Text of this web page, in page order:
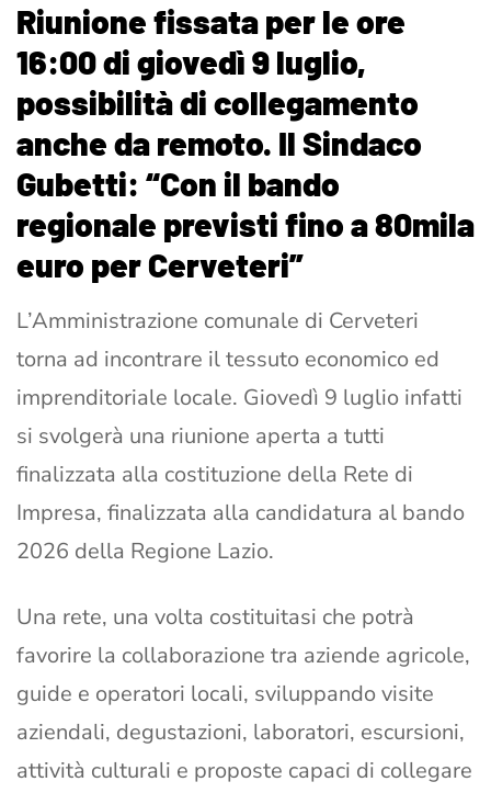
Riunione fissata per le ore
16:00 di giovedì 9 luglio,
possibilità di collegamento
anche da remoto. Il Sindaco
Gubetti: “Con il bando
regionale previsti fino a 80mila
euro per Cerveteri”
L’Amministrazione comunale di Cerveteri
torna ad incontrare il tessuto economico ed
imprenditoriale locale. Giovedì 9 luglio infatti
si svolgerà una riunione aperta a tutti
finalizzata alla costituzione della Rete di
Impresa, finalizzata alla candidatura al bando
2026 della Regione Lazio.
Una rete, una volta costituitasi che potrà
favorire la collaborazione tra aziende agricole,
guide e operatori locali, sviluppando visite
aziendali, degustazioni, laboratori, escursioni,
attività culturali e proposte capaci di collegare